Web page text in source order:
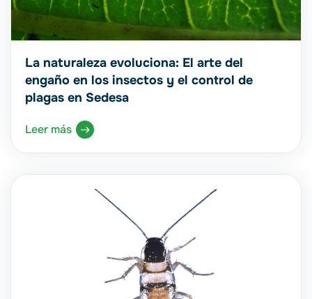
La naturaleza evoluciona: El arte del
engaño en los insectos y el control de
plagas en Sedesa
Leer más